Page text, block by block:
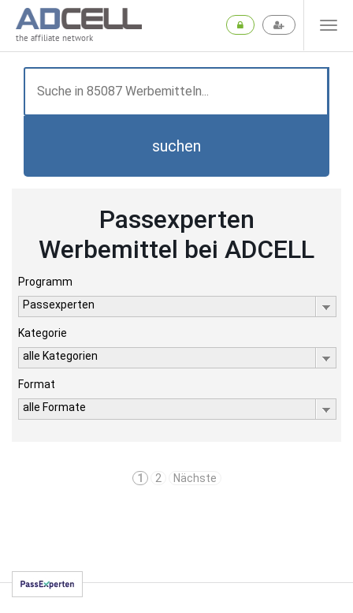
the affiliate network
suchen
Passexperten
Werbemittel bei ADCELL
Programm
Passexperten
Kategorie
alle Kategorien
Format
alle Formate
1 2 Nächste